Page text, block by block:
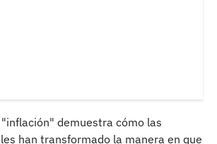
demuestra cómo las
han transformado la manera en que